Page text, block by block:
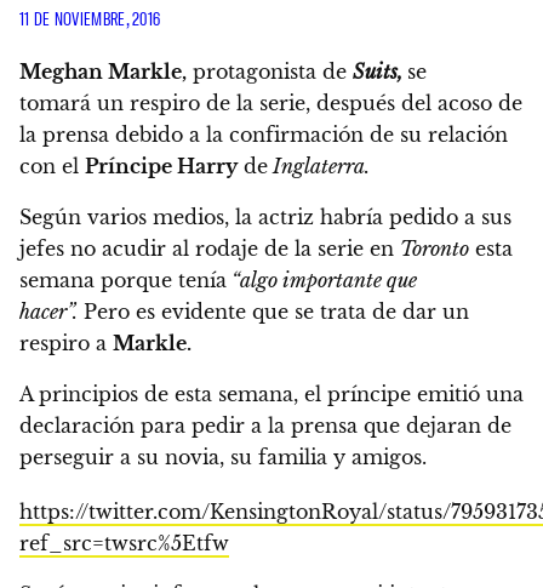
11 DE NOVIEMBRE, 2016
Meghan Markle, protagonista de Suits, se
tomará un respiro de la serie, después del acoso de
la prensa debido a la confirmación de su relación
con el Príncipe Harryde Inglaterra.
Según varios medios, la actriz habría pedido a sus
jefes no acudir al rodaje de la serie en Toronto esta
semana porque tenía “algo importante que
hacer”. Pero es evidente que se trata de dar un
respiro a Markle.
A principios de esta semana, el príncipe emitió una
declaración para pedir a la prensa que dejaran de
perseguir a su novia, su familia y amigos.
https://twitter.com/KensingtonRoyal/status/
ref_src=twsrc%5Etfw